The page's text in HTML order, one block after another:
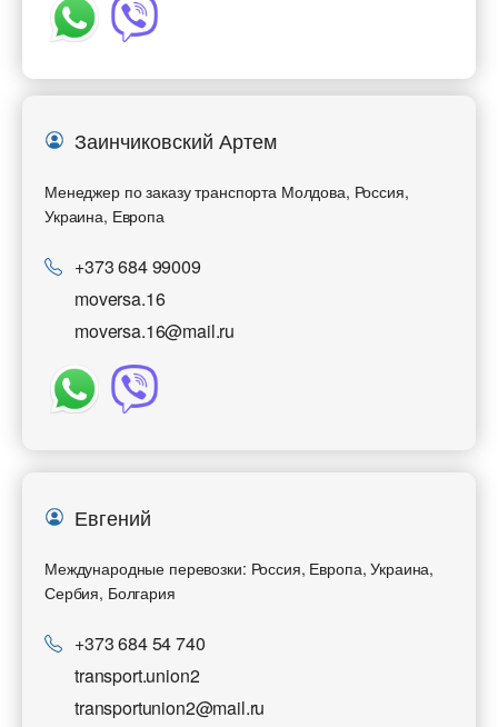
Заинчиковский Артем
Менеджер по заказу транспорта Молдова, Россия,
Украина, Европа
+373 684 99009
moversa.16
moversa.16@mail.ru
Евгений
Международные перевозки: Россия, Европа, Украина,
Сербия, Болгария
+373 684 54 740
transport.union2
transportunion2@mail.ru
Разместить транспорт для поиска груза